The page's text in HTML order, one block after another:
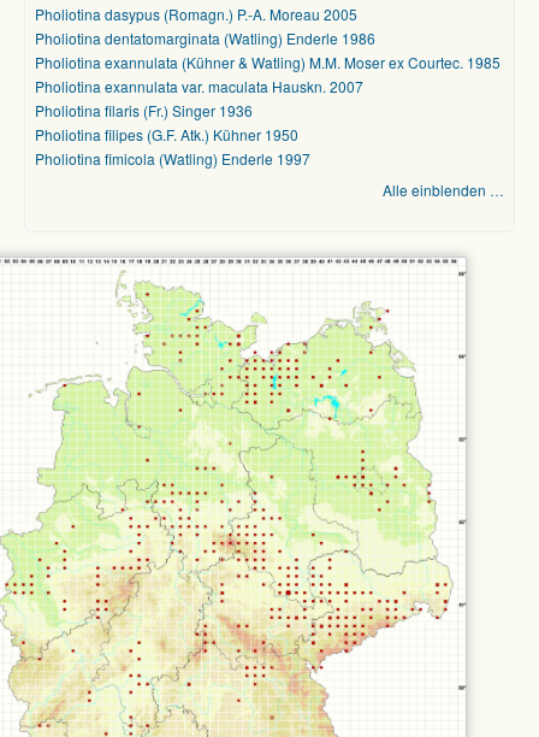
Pholiotina dasypus (Romagn.) P.-A. Moreau 2005
Pholiotina dentatomarginata (Watling) Enderle 1986
Pholiotina exannulata (Kühner & Watling) M.M. Moser ex Courtec. 1985
Pholiotina exannulata var. maculata Hauskn. 2007
Pholiotina filaris (Fr.) Singer 1936
Pholiotina filipes (G.F. Atk.) Kühner 1950
Pholiotina fimicola (Watling) Enderle 1997
Alle einblenden …